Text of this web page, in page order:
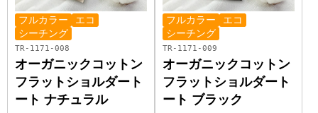
フルカラー
エコ
シーチング
TR-1171-008
オーガニックコットン
フラットショルダート
ート ナチュラル
フルカラー
エコ
シーチング
TR-1171-009
オーガニックコットン
フラットショルダート
ート ブラック